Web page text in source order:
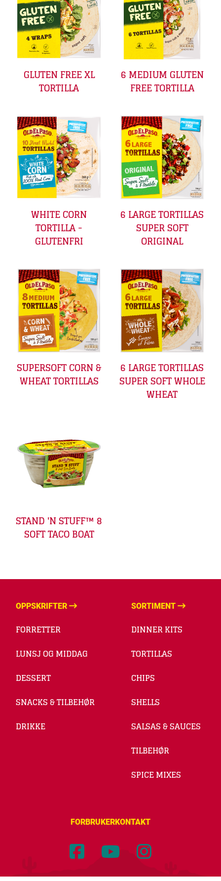
GLUTEN FREE XL
TORTILLA
6 MEDIUM GLUTEN
FREE TORTILLA
WHITE CORN
TORTILLA -
GLUTENFRI
6 LARGE TORTILLAS
SUPER SOFT
ORIGINAL
SUPERSOFT CORN &
WHEAT TORTILLAS
6 LARGE TORTILLAS
SUPER SOFT WHOLE
WHEAT
STAND 'N STUFF™ 8
SOFT TACO BOAT
OPPSKRIFTER
FORRETTER
LUNSJ OG MIDDAG
DESSERT
SNACKS & TILBEHØR
DRIKKE
SORTIMENT
DINNER KITS
TORTILLAS
CHIPS
SHELLS
SALSAS & SAUCES
TILBEHØR
SPICE MIXES
FORBRUKERKONTAKT